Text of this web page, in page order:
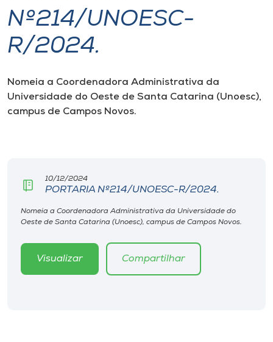
I.nova
Cultura
Editora
Rádio
Nº214/UNOESC-
R/2024.
Nomeia a Coordenadora Administrativa da
Universidade do Oeste de Santa Catarina (Unoesc),
campus de Campos Novos.
10/12/2024
PORTARIA Nº214/UNOESC-R/2024.
Nomeia a Coordenadora Administrativa da Universidade do
Oeste de Santa Catarina (Unoesc), campus de Campos Novos.
Visualizar Compartilhar